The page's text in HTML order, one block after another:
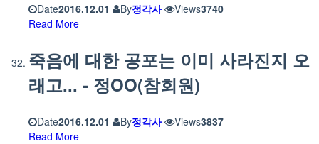
Date2016.12.01 By정각사 Views3740
Read More
죽음에 대한 공포는 이미 사라진지 오
래고... - 정OO(참회원)
Date2016.12.01 By정각사 Views3837
Read More